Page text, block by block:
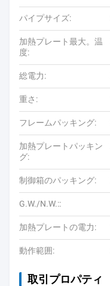
パイプサイズ:
加熱プレート最大。温
度:
総電力:
重さ:
フレームパッキング:
加熱プレートパッキン
グ:
制御箱のパッキング:
G.W./N.W.::
加熱プレートの電力:
動作範囲:
取引プロパティ